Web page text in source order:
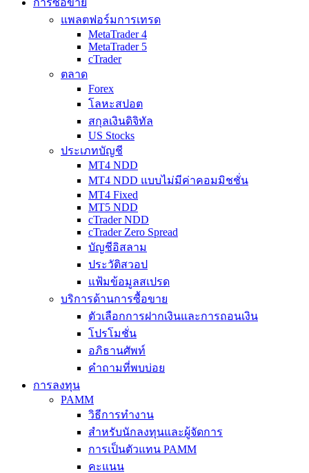
แพลตฟอร์มการเทรด
MetaTrader 4
MetaTrader 5
cTrader
ตลาด
Forex
โลหะสปอต
สกุลเงินดิจิทัล
US Stocks
ประเภทบัญชี
MT4 NDD
MT4 NDD แบบไม่มีค่าคอมมิชชั่น
MT4 Fixed
MT5 NDD
cTrader NDD
cTrader Zero Spread
บัญชีอิสลาม
ประวัติสวอป
แฟ้มข้อมูลสเปรด
บริการด้านการซื้อขาย
ตัวเลือกการฝากเงินและการถอนเงิน
โปรโมชั่น
อภิธานศัพท์
คำถามที่พบบ่อย
การลงทุน
PAMM
วิธีการทำงาน
สำหรับนักลงทุนและผู้จัดการ
การเป็นตัวแทน PAMM
คะแนน